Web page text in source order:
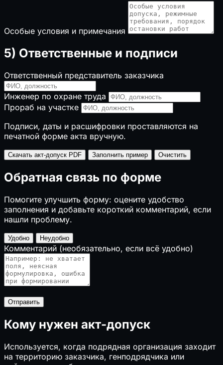
Особые условия и примечания
5) Ответственные и подписи
Ответственный представитель заказчика
Инженер по охране труда
Прораб на участке
Подписи, даты и расшифровки проставляются на
печатной форме акта вручную.
Скачать акт-допуск PDF Заполнить пример Очистить
Обратная связь по форме
Помогите улучшить форму: оцените удобство
заполнения и добавьте короткий комментарий, если
нашли проблему.
Удобно Неудобно
Комментарий (необязательно, если всё удобно)
Отправить
Кому нужен акт-допуск
Используется, когда подрядная организация заходит
на территорию заказчика, генподрядчика или